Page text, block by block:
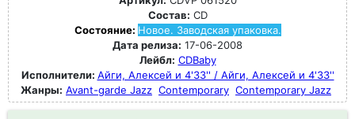
Состав: CD
Состояние: Новое. Заводская упаковка.
Дата релиза: 17-06-2008
Лейбл: CDBaby
Исполнители: Айги, Алексей и 4'33'' / Айги, Алексей и 4'33''
Жанры: Avant-garde Jazz Contemporary Contemporary Jazz